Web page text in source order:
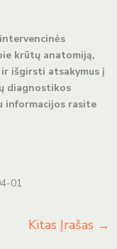
krūtų anatomiją,
išgirsti atsakymus į
diagnostikos
informacijos rasite
01
Kitas Įrašas →